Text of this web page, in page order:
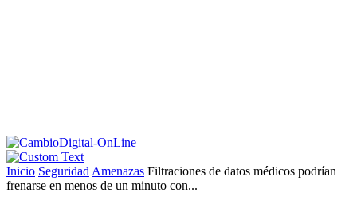
Inicio Seguridad Amenazas Filtraciones de datos médicos podrían
frenarse en menos de un minuto con...